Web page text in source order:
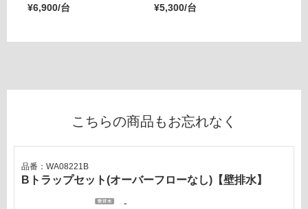
¥6,900/台 ¥5,300/台
こちらの商品もお忘れなく
Bトラップセット(オーバーフローなし)【壁排水】
品番：WA08221B
-